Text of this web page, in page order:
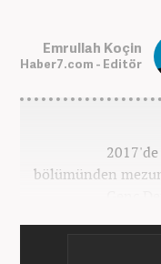
Emrullah Koçin
Haber7.com - Editör
bölümünden
Genç